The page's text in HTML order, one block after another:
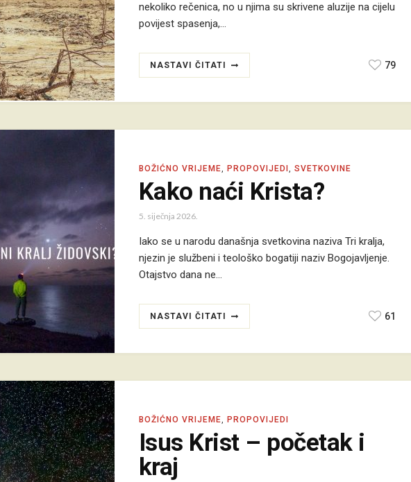
nekoliko rečenica, no u njima su skrivene aluzije na cijelu
povijest spasenja,…
NASTAVI ČITATI 79
BOŽIĆNO VRIJEME, PROPOVIJEDI , SVETKOVINE
Kako naći Krista?
5. siječnja 2026.
Iako se u narodu današnja svetkovina naziva Tri kralja,
njezin je službeni i teološko bogatiji naziv Bogojavljenje.
Otajstvo dana ne…
NASTAVI ČITATI 61
BOŽIĆNO VRIJEME, PROPOVIJEDI
Isus Krist – početak i
kraj